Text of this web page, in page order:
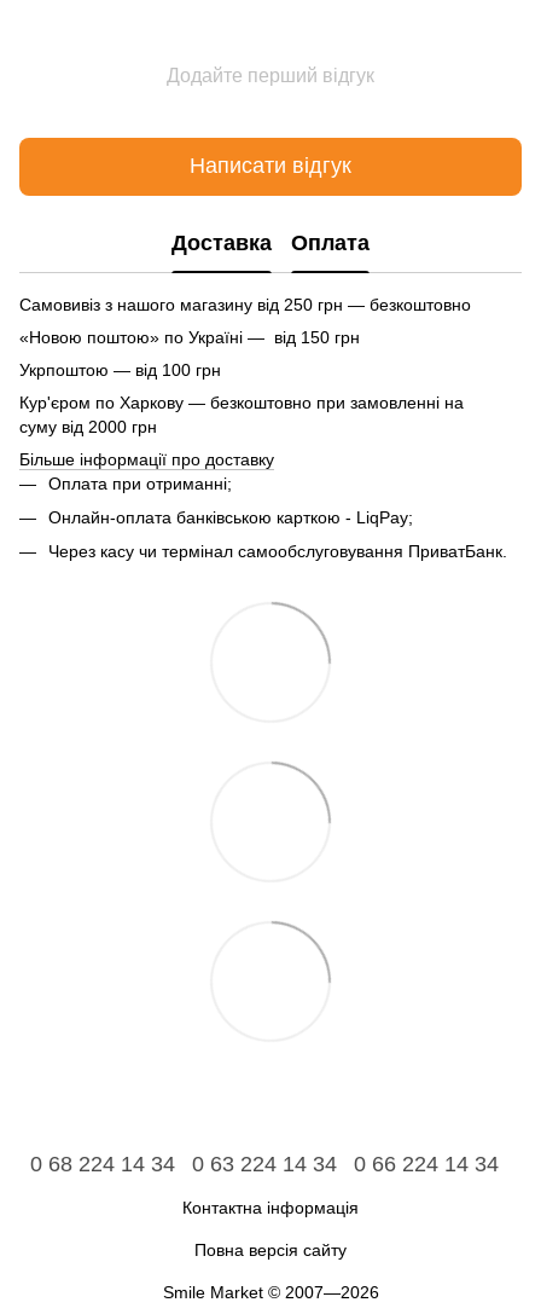
Додайте перший відгук
Написати відгук
Доставка Оплата
Самовивіз з нашого магазину від 250 грн — безкоштовно
«Новою поштою» по Україні — від 150 грн
Укрпоштою — від 100 грн
Кур'єром по Харкову — безкоштовно при замовленні на
суму від 2000 грн
Більше інформації про доставку
Оплата при отриманні;
Онлайн-оплата банківською карткою - LiqPay;
Через касу чи термінал самообслуговування ПриватБанк.
0 68 224 14 34 0 63 224 14 34 0 66 224 14 34
Контактна інформація
Повна версія сайту
Smile Market © 2007—2026